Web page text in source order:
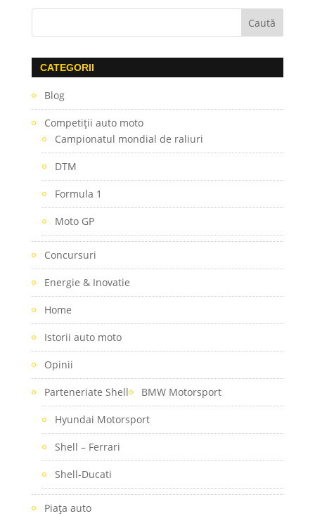
CATEGORII
Blog
Competiţii auto moto
Campionatul mondial de raliuri
DTM
Formula 1
Moto GP
Concursuri
Energie & Inovatie
Home
Istorii auto moto
Opinii
Parteneriate Shell BMW Motorsport
Hyundai Motorsport
Shell – Ferrari
Shell-Ducati
Piaţa auto